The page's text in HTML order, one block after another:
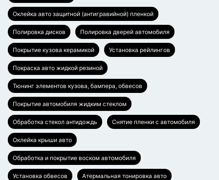
Оклейка авто защитной (антигравийной) пленкой
Полировка дисков Полировка дверей автомобиля
Покрытие кузова керамикой Установка рейлингов
Покраска авто жидкой резиной
Тюнинг элементов кузова, бампера, обвесов
Покрытие автомобиля жидким стеклом
Обработка стекол антидождь Снятие пленки с автомобиля
Оклейка крыши авто
Обработка и покрытие воском автомобиля
Установка обвесов Атермальная тонировка авто